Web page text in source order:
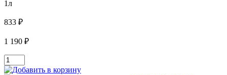
1л
833 ₽
1 190 ₽